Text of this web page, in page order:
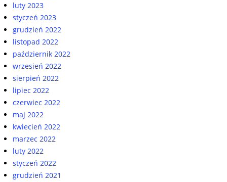
luty 2023
styczeń 2023
grudzień 2022
listopad 2022
październik 2022
wrzesień 2022
sierpień 2022
lipiec 2022
czerwiec 2022
maj 2022
kwiecień 2022
marzec 2022
luty 2022
styczeń 2022
grudzień 2021